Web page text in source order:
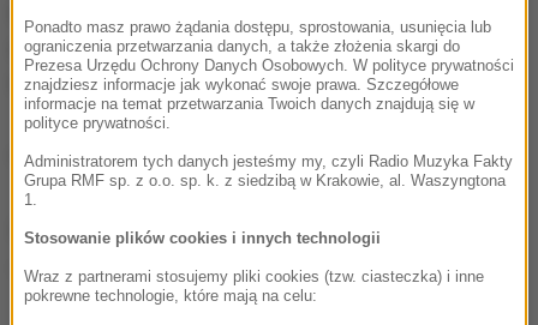
rannych, w szpitalu pozostaje jeszcze 10 osób, w
tym dwie na intensywnej terapii.
(mal)
Źródło: RMF24/PAP
Tagi:Sztokholm
Ponadto masz prawo żądania dostępu, sprostowania, usunięcia lub
ograniczenia przetwarzania danych, a także złożenia skargi do
Prezesa Urzędu Ochrony Danych Osobowych. W polityce prywatności
znajdziesz informacje jak wykonać swoje prawa. Szczegółowe
informacje na temat przetwarzania Twoich danych znajdują się w
polityce prywatności.
Administratorem tych danych jesteśmy my, czyli Radio Muzyka Fakty
Grupa RMF sp. z o.o. sp. k. z siedzibą w Krakowie, al. Waszyngtona
1.
Stosowanie plików cookies i innych technologii
Wraz z partnerami stosujemy pliki cookies (tzw. ciasteczka) i inne
pokrewne technologie, które mają na celu: